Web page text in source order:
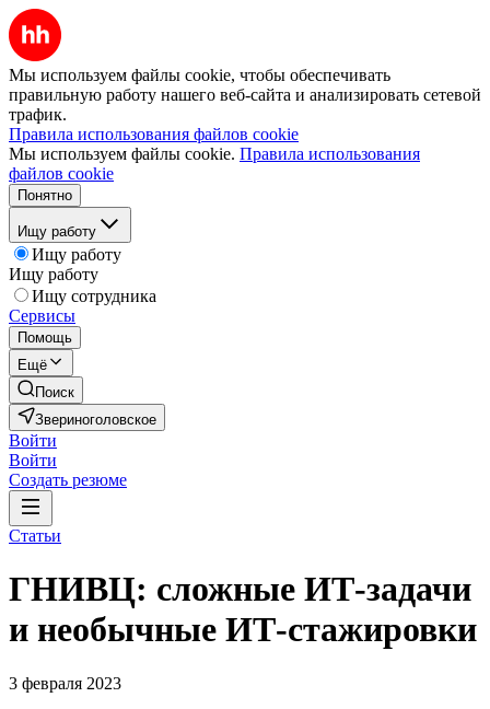
Мы используем файлы cookie, чтобы обеспечивать
правильную работу нашего веб-сайта и анализировать сетевой
трафик.
Правила использования файлов cookie
Мы используем файлы cookie. Правила использования
файлов cookie
Понятно
Ищу работу
Ищу работу
Ищу работу
Ищу сотрудника
Сервисы
Помощь
Ещё
Поиск
Звериноголовское
Войти
Войти
Создать резюме
Статьи
ГНИВЦ: сложные ИТ‑задачи
и необычные ИТ‑стажировки
3 февраля 2023